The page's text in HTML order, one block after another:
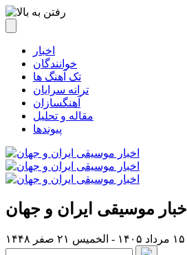
اخبار
خوانندگان
تک آهنگ ها
ترانه سرایان
آهنگسازان
مقاله و تحلیل
پیوندها
اخبار موسیقی ایران و جهان